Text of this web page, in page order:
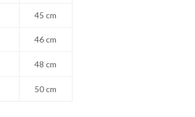
45 cm
46 cm
48 cm
50 cm